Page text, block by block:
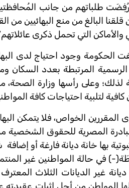
طلباتهم من جانب
البالغ من منع البهائيين من
والأماكن التي تحمل ذكرى
الحكومة وجود احتياج لدى
المرتبطة بعدد السكان
لذلك؛ وعلى رأسها وزارة الصحة،
لتلبية احتياجات كافة
الخواص، فلا يتمكن
المصرية للحقوق الشخصية
) في حالة المواطنين غير
غير الديانات الثلاث
المواطن من أجل إثبات عقيدته